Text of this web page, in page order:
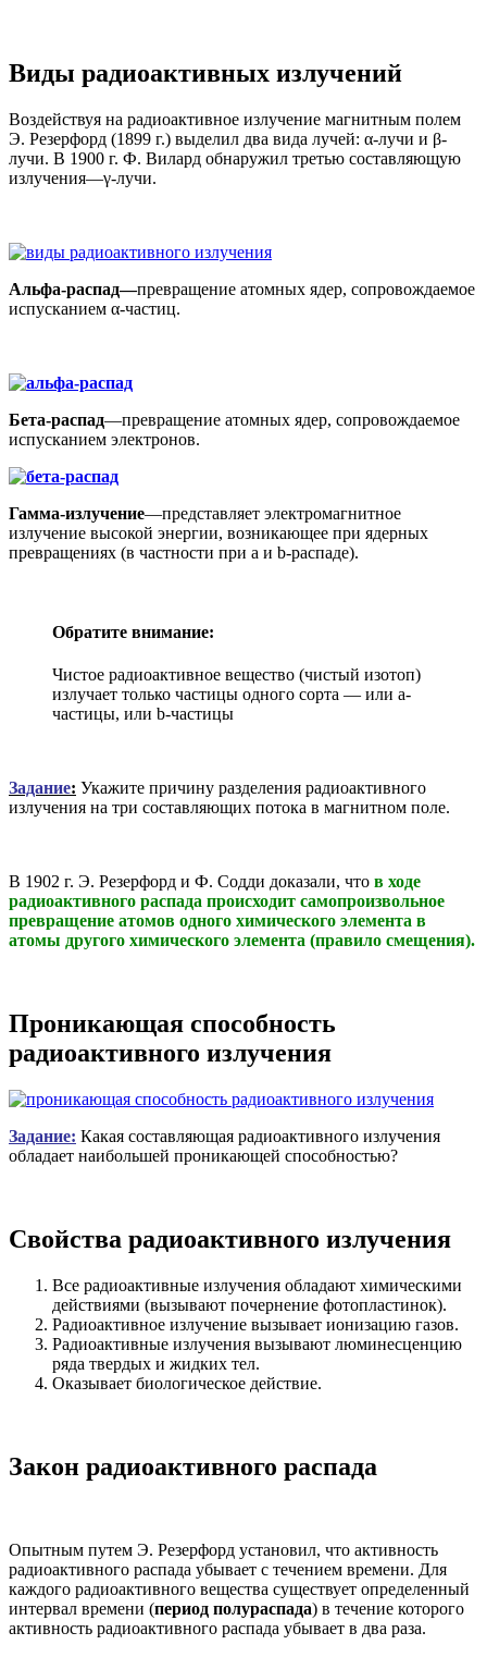
Виды радиоактивных излучений
Воздействуя на радиоактивное излучение магнитным полем
Э. Резерфорд (1899 г.) выделил два вида лучей: α-лучи и β-
лучи. В 1900 г. Ф. Вилард обнаружил третью составляющую
излучения—γ-лучи.
Альфа-распад—превращение атомных ядер, сопровождаемое
испусканием α-частиц.
Бета-распад—превращение атомных ядер, сопровождаемое
испусканием электронов.
Гамма-излучение—представляет электромагнитное
излучение высокой энергии, возникающее при ядерных
превращениях (в частности при a и b-распаде).
Обратите внимание:
Чистое радиоактивное вещество (чистый изотоп)
излучает только частицы одного сорта — или a-
частицы, или b-частицы
Задание: Укажите причину разделения радиоактивного
излучения на три составляющих потока в магнитном поле.
В 1902 г. Э. Резерфорд и Ф. Содди доказали, что в ходе
радиоактивного распада происходит самопроизвольное
превращение атомов одного химического элемента в
атомы другого химического элемента (правило смещения).
Проникающая способность
радиоактивного излучения
Задание: Какая составляющая радиоактивного излучения
обладает наибольшей проникающей способностью?
Свойства радиоактивного излучения
Все радиоактивные излучения обладают химическими
действиями (вызывают почернение фотопластинок).
Радиоактивное излучение вызывает ионизацию газов.
Радиоактивные излучения вызывают люминесценцию
ряда твердых и жидких тел.
Оказывает биологическое действие.
Закон радиоактивного распада
Опытным путем Э. Резерфорд установил, что активность
радиоактивного распада убывает с течением времени. Для
каждого радиоактивного вещества существует определенный
интервал времени (период полураспада) в течение которого
активность радиоактивного распада убывает в два раза.